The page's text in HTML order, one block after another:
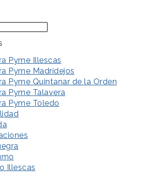
Pyme Illescas
Pyme Madridejos
Pyme Quintanar de la Orden
Pyme Talavera
Pyme Toledo
Illescas